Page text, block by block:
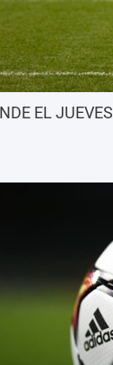
EL JUEVES